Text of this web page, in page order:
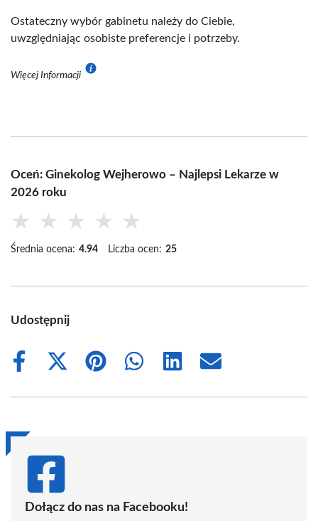
Ostateczny wybór gabinetu należy do Ciebie,
uwzględniając osobiste preferencje i potrzeby.
Więcej Informacji
Oceń: Ginekolog Wejherowo – Najlepsi Lekarze w
2026 roku
★ ★ ★ ★ ★
Średnia ocena: 4.94 Liczba ocen: 25
Udostępnij
Share
Share
(Twitter)
Share
Share
Share
Share
Dołącz do nas na Facebooku!